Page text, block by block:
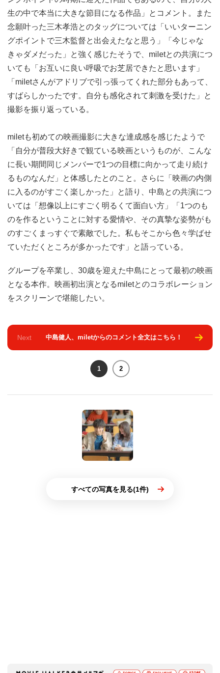
生の中で本当に大きな節目になる作品」とコメント。また
念願叶った三木孝浩とのタッグについては「いいターニン
グポイントで三木監督と出会えたなと思う」「今じゃな
きゃダメだった」と強く感じたそうで、miletとの共演につ
いても「お互いに良い呼吸でお芝居できたと思います」
「miletさんがアドリブで引っ張ってくれた部分もあって、
すばらしかったです。自分も感化されて刺激を受けた」と
撮影を振り返っている。
miletも初めての映画撮影に大きな達成感を感じたようで
「自分が普段大好きで観ている映画というものが、こんな
に長い期間同じメンバーで1つの目標に向かって走り続け
るものなんだ」と体感したとのこと。さらに「映画の内側
に入るのがすごく楽しかった」と語り、中島との共演につ
いては「想像以上にすごく明るくて面白い方」「1つのも
のを作るということに対する愛情や、その真摯な姿勢がも
のすごくまっすぐで素敵でした。私もそこから色々学ばせ
ていただくところが多かったです」と語っている。
グループを卒業し、30歳を迎えた中島にとって最初の映画
となる本作。映画初出演となるmiletとのコラボレーション
をスクリーンで堪能したい。
Next 中島健人、miletからのコメント全文はこちら！
1 2
すべての写真を見る(1件)